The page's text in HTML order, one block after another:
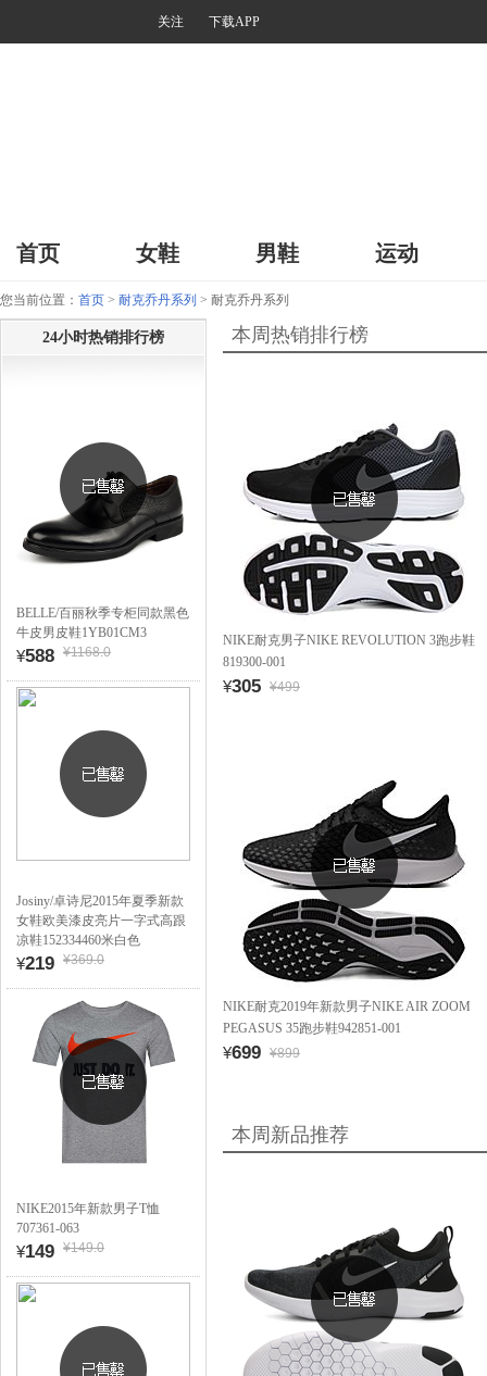
关注 下载APP
首页 女鞋 男鞋 运动
您当前位置： 首页 > 耐克乔丹系列 > 耐克乔丹系列
24小时热销排行榜
BELLE/百丽秋季专柜同款黑色
牛皮男皮鞋1YB01CM3
¥588 ¥1168.0
Josiny/卓诗尼2015年夏季新款
女鞋欧美漆皮亮片一字式高跟
凉鞋152334460米白色
¥219 ¥369.0
NIKE2015年新款男子T恤
707361-063
¥149 ¥149.0
本周热销排行榜
NIKE耐克男子NIKE REVOLUTION 3跑步鞋
819300-001
¥305 ¥499
NIKE耐克2019年新款男子NIKE AIR ZOOM
PEGASUS 35跑步鞋942851-001
¥699 ¥899
本周新品推荐